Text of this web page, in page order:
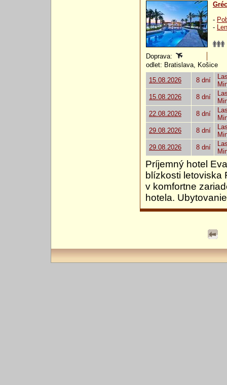
-
-
Doprava:
odlet: Bratislava, Košice
15.08.2026
8 dní
15.08.2026
8 dní
22.08.2026
8 dní
29.08.2026
8 dní
29.08.2026
8 dní
Príjemný hotel
blízkosti letoviska
v komfortne
hotela.